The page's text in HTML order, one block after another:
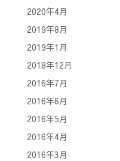
2020年4月
2019年8月
2019年1月
2018年12月
2016年7月
2016年6月
2016年5月
2016年4月
2016年3月